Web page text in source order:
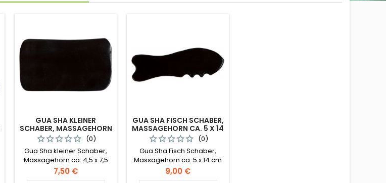
GUA SHA KLEINER
SCHABER, MASSAGEHORN
CA. 4,5 X 7,5 CM
(0)
Gua Sha kleiner Schaber,
Massagehorn ca. 4,5 x 7,5
cm
Preis
7,50 €
GUA SHA FISCH SCHABER,
MASSAGEHORN CA. 5 X 14
CM
(0)
Gua Sha Fisch Schaber,
Massagehorn ca. 5 x 14 cm
Preis
9,00 €